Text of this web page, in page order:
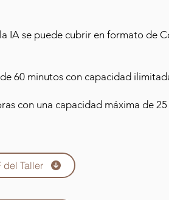
IA se puede cubrir en formato de
60 minutos con capacidad
con una capacidad máxima de 25
del Taller